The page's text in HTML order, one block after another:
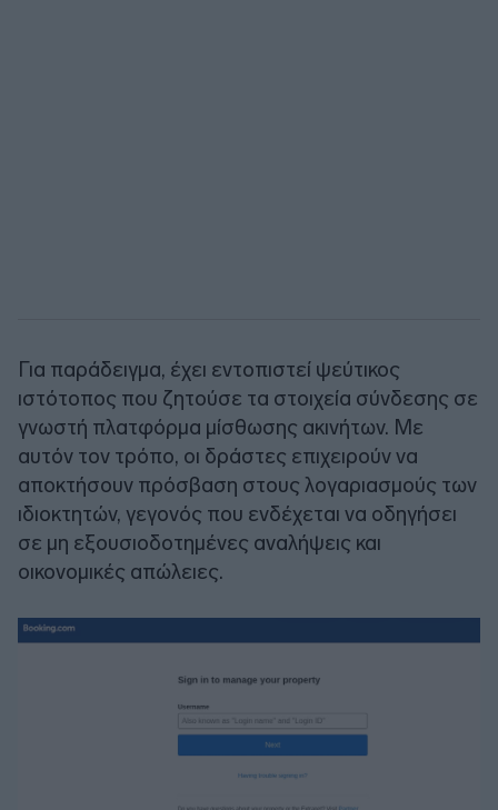
Για παράδειγμα, έχει εντοπιστεί ψεύτικος
ιστότοπος που ζητούσε τα στοιχεία σύνδεσης σε
γνωστή πλατφόρμα μίσθωσης ακινήτων. Με
αυτόν τον τρόπο, οι δράστες επιχειρούν να
αποκτήσουν πρόσβαση στους λογαριασμούς των
ιδιοκτητών, γεγονός που ενδέχεται να οδηγήσει
σε μη εξουσιοδοτημένες αναλήψεις και
οικονομικές απώλειες.